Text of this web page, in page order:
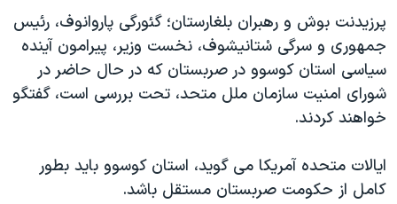
به
جستجوویژه برنامه‌ها
ویدیوها
فرهنگ و زندگی
اقتصادی
عملیات خشم حماسی
۲۵۰سالگی آمریکا
بایگانی برنامه‌های تلویزیونی
مستندها
حمله جمهوری اسلامی به اسرائیل
پخش رادیویی
یادگیری زبان انگلیسی
دنبال کنید
پرزيدنت بوش و رهبران بلغارستان؛ گئورگی پاروانوف، رئيس
جمهوری و سرگی سْتانيشوف، نخست وزير، پيرامون آينده
سياسی استان کوسوو در صربستان که در حال حاضر در
شورای امنيت سازمان ملل متحد، تحت بررسی است، گفتگو
خواهند کردند.
ايالات متحده آمريکا می گويد، استان کوسوو بايد بطور
کامل از حکومت صربستان مستقل باشد.